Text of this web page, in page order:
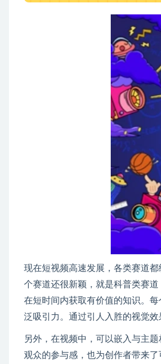
现在短视频高速发展，各类赛道
个赛道还很新颖，就是科普类赛
在短时间内获取有价值的知识。
泛吸引力。通过引人入胜的视觉
另外，在视频中，可以嵌入与主
观众的参与感，也为创作者带来了